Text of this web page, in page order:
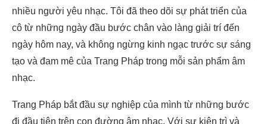
nhiều người yêu nhạc. Tôi đã theo dõi sự phát triển của
cô từ những ngày đầu bước chân vào làng giải trí đến
ngày hôm nay, và không ngừng kinh ngạc trước sự sáng
tạo và đam mê của Trang Pháp trong mỗi sản phẩm âm
nhạc.
Trang Pháp bắt đầu sự nghiệp của mình từ những bước
đi đầu tiên trên con đường âm nhạc. Với sự kiên trì và